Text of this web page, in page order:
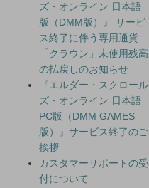
ズ・オンライン 日本語
版（DMM版）』 サービ
ス終了に伴う専用通貨
「クラウン」未使用残高
の払戻しのお知らせ
『エルダー・スクロール
ズ・オンライン 日本語
PC版（DMM GAMES
版）』サービス終了のご
挨拶
カスタマーサポートの受
付について